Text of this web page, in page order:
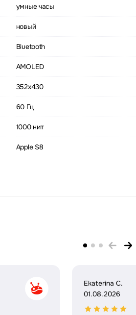
умные часы
новый
Bluetooth
AMOLED
352х430
60 Гц
1000 нит
Apple S8
Ekaterina C.
01.08.2026